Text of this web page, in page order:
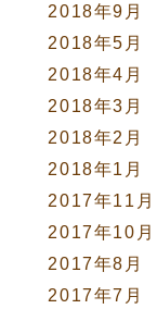
2018年9月
2018年5月
2018年4月
2018年3月
2018年2月
2018年1月
2017年11月
2017年10月
2017年8月
2017年7月